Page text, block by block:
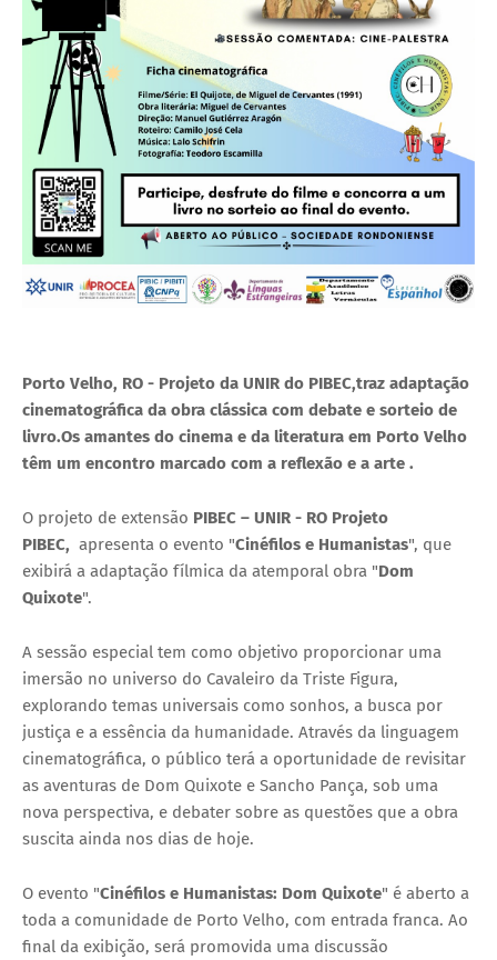
Porto Velho, RO - Projeto da UNIR do PIBEC,traz adaptação
cinematográfica da obra clássica com debate e sorteio de
livro.Os amantes do cinema e da literatura em Porto Velho
têm um encontro marcado com a reflexão e a arte .
O projeto de extensão PIBEC – UNIR - RO Projeto
PIBEC, apresenta o evento "Cinéfilos e Humanistas", que
exibirá a adaptação fílmica da atemporal obra "Dom
Quixote".
A sessão especial tem como objetivo proporcionar uma
imersão no universo do Cavaleiro da Triste Figura,
explorando temas universais como sonhos, a busca por
justiça e a essência da humanidade. Através da linguagem
cinematográfica, o público terá a oportunidade de revisitar
as aventuras de Dom Quixote e Sancho Pança, sob uma
nova perspectiva, e debater sobre as questões que a obra
suscita ainda nos dias de hoje.
O evento "Cinéfilos e Humanistas: Dom Quixote" é aberto a
toda a comunidade de Porto Velho, com entrada franca. Ao
final da exibição, será promovida uma discussão